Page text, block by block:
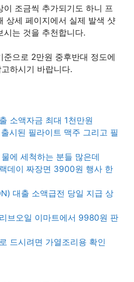
이 조금씩 추가되기도 하니 프
상세 페이지에서 실제 발색 샷
시는 것을 추천합니다.
준으로 2만원 중후반대 정도에
하시기 바랍니다.
소액자금 최대 1천만원
시된 필라이트 맥주 그리고 필
에 세척하는 분들 많은데
데이 짜장면 3900원 행사 한
대출 소액급전 당일 지급 상
브오일 이마트에서 9980원 판
드시려면 가열조리용 확인